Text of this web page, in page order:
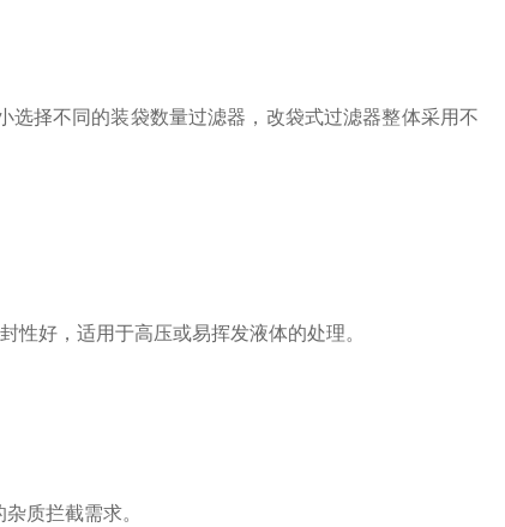
择不同的装袋数量过滤器，改袋式过滤器整体采用不
好，适用于高压或易挥发液体的处理。
质拦截需求。